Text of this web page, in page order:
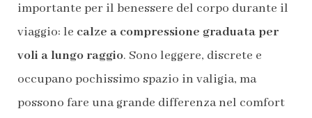
importante per il benessere del corpo durante il
viaggio: le calze a compressione graduata per
voli a lungo raggio. Sono leggere, discrete e
occupano pochissimo spazio in valigia, ma
possono fare una grande differenza nel comfort